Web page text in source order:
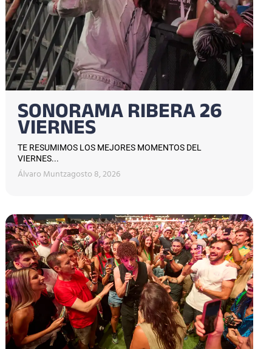
SONORAMA RIBERA 26
VIERNES
TE RESUMIMOS LOS MEJORES MOMENTOS DEL
VIERNES...
Álvaro Muntzagosto 8, 2026